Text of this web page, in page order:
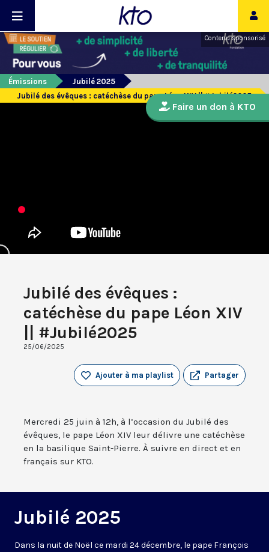
Contenu sponsorisé
Émissions
Jubilé 2025
Jubilé des évêques : catéchèse du pape Léon XIV || #Jubilé2025
Jubilé des évêques :
catéchèse du pape Léon XIV
|| #Jubilé2025
25/06/2025
Partager
Ajouter à ma playlist
Mercredi 25 juin à 12h, à l’occasion du Jubilé des
évêques, le pape Léon XIV leur délivre une catéchèse
en la basilique Saint-Pierre. À suivre en direct et en
français sur KTO.
Jubilé 2025
Dans la nuit de Noël ce mardi 24 décembre, le pape François
Faire un don à KTO